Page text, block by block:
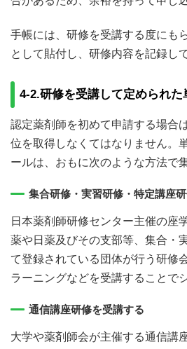
手帳には、研修を受講する度にも
として貼付し、研修内容を記録し
4-2.研修を受講して定められた
認定薬剤師を初めて申請する場合
位を取得しなくてはなりません。
ールは、おもに次のような方法で
集合研修・実習研修・特定講座
日本薬剤師研修センター主催の座
薬や日薬及びその支部等、集合・
て登録されている団体が行う研修
ラーニングなどを受講することで
通信講座研修を受講する
大学や薬剤師会が主催する通信講